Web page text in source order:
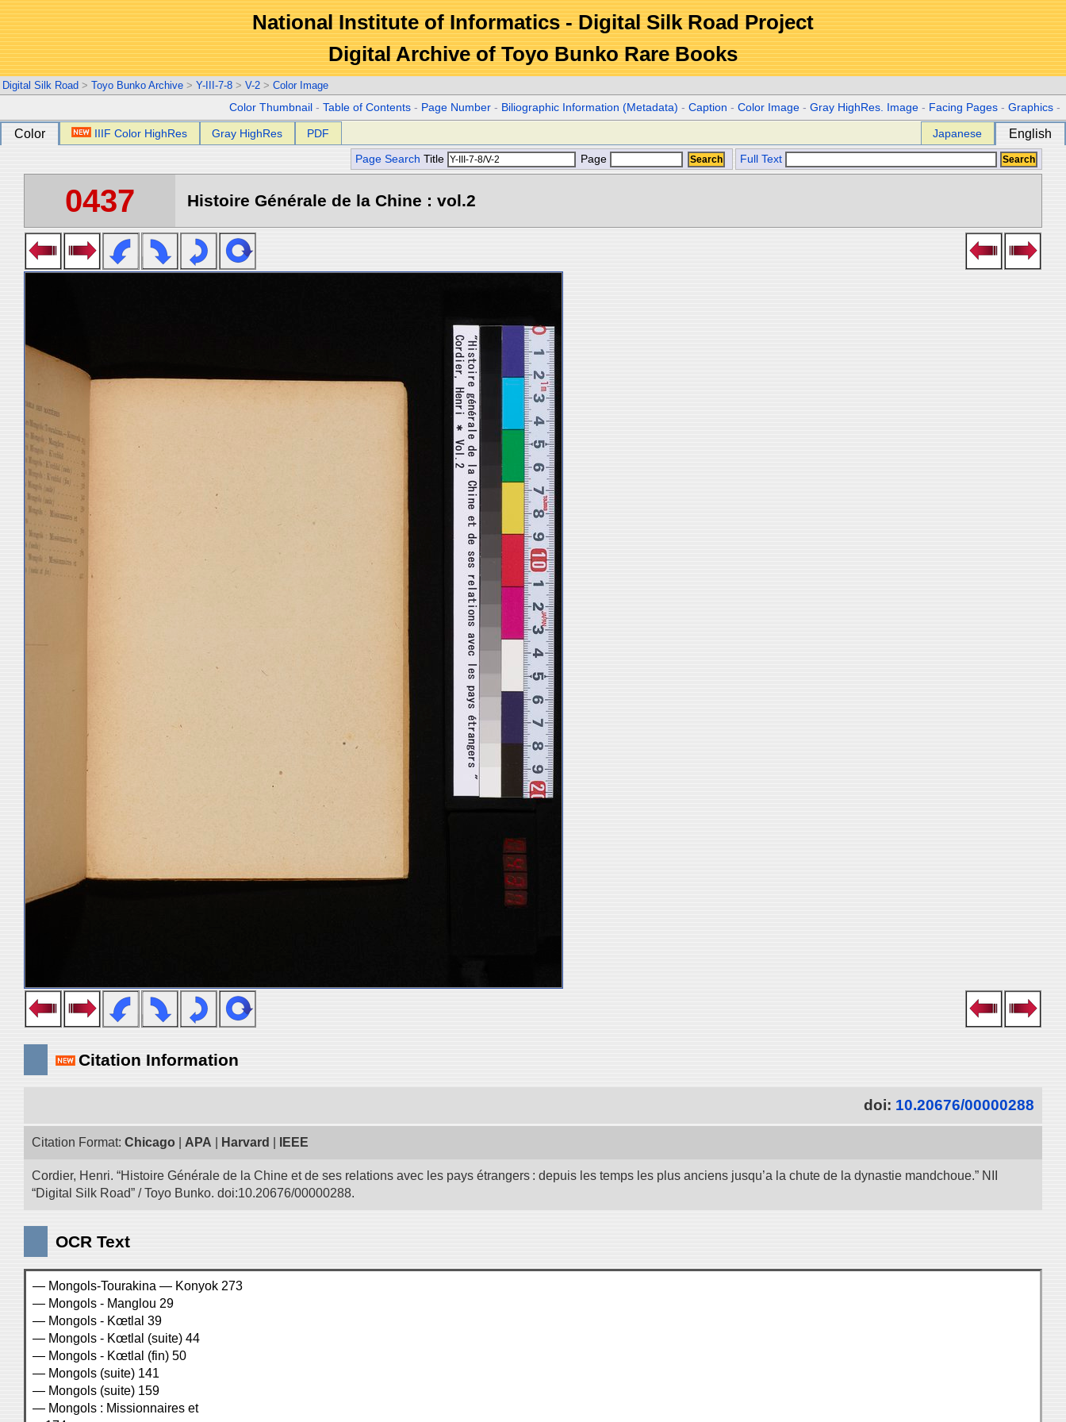
National Institute of Informatics - Digital Silk Road Project
Digital Archive of Toyo Bunko Rare Books
Digital Silk Road > Toyo Bunko Archive > Y-III-7-8 > V-2 > Color Image
Color Thumbnail -Table of Contents - Page Number - Biliographic Information (Metadata) -Caption -Color Image -Gray HighRes. Image - Facing Pages -Graphics -
Color IIIF Color HighRes Gray HighRes PDF Japanese English
Page Search Title Page Full Text
0437 Histoire Générale de la Chine : vol.2
Citation Information
doi: 10.20676/00000288
Citation Format: Chicago APA Harvard IEEE
Cordier, Henri. “Histoire Générale de la Chine et de ses relations avec les pays étrangers : depuis les temps les plus anciens jusqu’a la chute de la dynastie mandchoue.” NII
“Digital Silk Road” / Toyo Bunko. doi:10.20676/00000288.
OCR Text
— Mongols-Tourakina — Konyok 273
— Mongols - Manglou 29
— Mongols - Kœtlal 39
— Mongols - Kœtlal (suite) 44
— Mongols - Kœtlal (fin) 50
— Mongols (suite) 141
— Mongols (suite) 159
— Mongols : Missionnaires et